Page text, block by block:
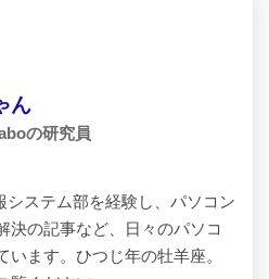
ん
の研究員
システム部を経験し、パソコン
決の記事など、日々のパソコ
います。ひつじ年の牡羊座。